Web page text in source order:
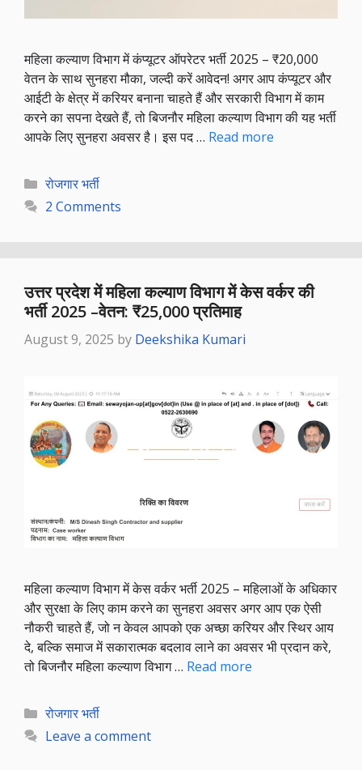
महिला कल्याण विभाग में कंप्यूटर ऑपरेटर भर्ती 2025 – ₹20,000
वेतन के साथ सुनहरा मौका, जल्दी करें आवेदन! अगर आप कंप्यूटर और
आईटी के क्षेत्र में करियर बनाना चाहते हैं और सरकारी विभाग में काम
करने का सपना देखते हैं, तो बिजनौर महिला कल्याण विभाग की यह भर्ती
आपके लिए सुनहरा अवसर है। इस पद … Read more
Categories
रोजगार भर्ती
2 Comments
उत्तर प्रदेश में महिला कल्याण विभाग में केस वर्कर की
भर्ती 2025 –वेतन: ₹25,000 प्रतिमाह
August 9, 2025 by Deekshika Kumari
महिला कल्याण विभाग में केस वर्कर भर्ती 2025 – महिलाओं के अधिकार
और सुरक्षा के लिए काम करने का सुनहरा अवसर अगर आप एक ऐसी
नौकरी चाहते हैं, जो न केवल आपको एक अच्छा करियर और स्थिर आय
दे, बल्कि समाज में सकारात्मक बदलाव लाने का अवसर भी प्रदान करे,
तो बिजनौर महिला कल्याण विभाग … Read more
Categories
रोजगार भर्ती
Leave a comment